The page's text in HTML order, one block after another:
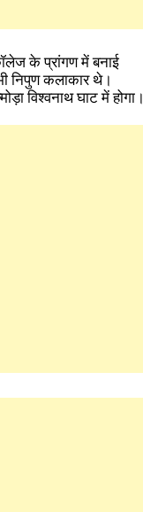
के प्रांगण में बनाई
निपुण कलाकार थे।
विश्वनाथ घाट में होगा।